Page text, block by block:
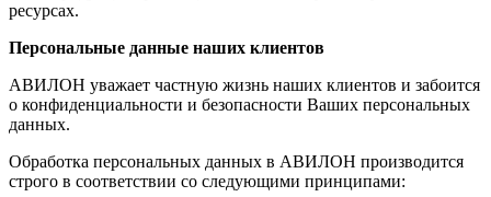
ресурсах.
Персональные данные наших клиентов
АВИЛОН уважает частную жизнь наших клиентов и забоится
о конфиденциальности и безопасности Ваших персональных
данных.
Обработка персональных данных в АВИЛОН производится
строго в соответствии со следующими принципами: